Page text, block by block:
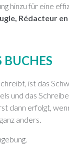
hinzu für eine
Rédacteur en
BUCHES
ist das
und das
dann erfolgt,
anders.